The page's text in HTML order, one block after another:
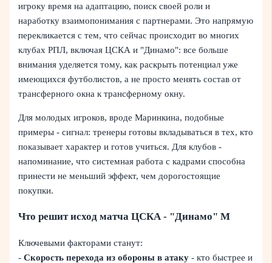
игроку время на адаптацию, поиск своей роли и
наработку взаимопонимания с партнерами. Это напрямую
перекликается с тем, что сейчас происходит во многих
клубах РПЛ, включая ЦСКА и "Динамо": все больше
внимания уделяется тому, как раскрыть потенциал уже
имеющихся футболистов, а не просто менять состав от
трансферного окна к трансферному окну.
Для молодых игроков, вроде Маринкина, подобные
примеры - сигнал: тренеры готовы вкладываться в тех, кто
показывает характер и готов учиться. Для клубов -
напоминание, что системная работа с кадрами способна
принести не меньший эффект, чем дорогостоящие
покупки.
Что решит исход матча ЦСКА - "Динамо" М
Ключевыми факторами станут:
-Скорость перехода из обороны в атаку - кто быстрее и